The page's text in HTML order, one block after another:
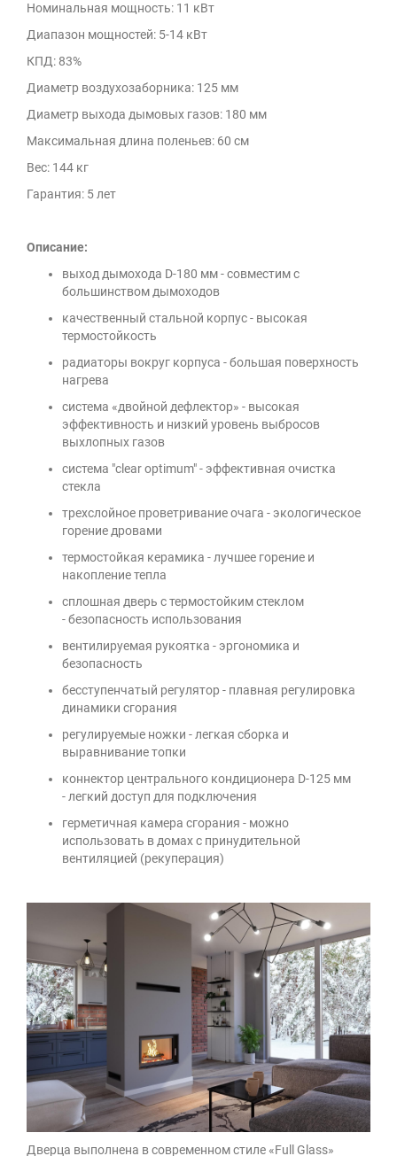
Номинальная мощность: 11 кВт
Диапазон мощностей: 5-14 кВт
КПД: 83%
Диаметр воздухозаборника: 125 мм
Диаметр выхода дымовых газов: 180 мм
Максимальная длина поленьев: 60 см
Вес: 144 кг
Гарантия: 5 лет
Описание:
выход дымохода D-180 мм - совместим с
большинством дымоходов
качественный стальной корпус - высокая
термостойкость
радиаторы вокруг корпуса - большая поверхность
нагрева
система «двойной дефлектор» - высокая
эффективность и низкий уровень выбросов
выхлопных газов
система "clear optimum" - эффективная очистка
стекла
трехслойное проветривание очага - экологическое
горение дровами
термостойкая керамика - лучшее горение и
накопление тепла
сплошная дверь с термостойким стеклом
- безопасность использования
вентилируемая рукоятка - эргономика и
безопасность
бесступенчатый регулятор - плавная регулировка
динамики сгорания
регулируемые ножки - легкая сборка и
выравнивание топки
коннектор центрального кондиционера D-125 мм
- легкий доступ для подключения
герметичная камера сгорания - можно
использовать в домах с принудительной
вентиляцией (рекуперация)
Дверца выполнена в современном стиле «Full Glass»